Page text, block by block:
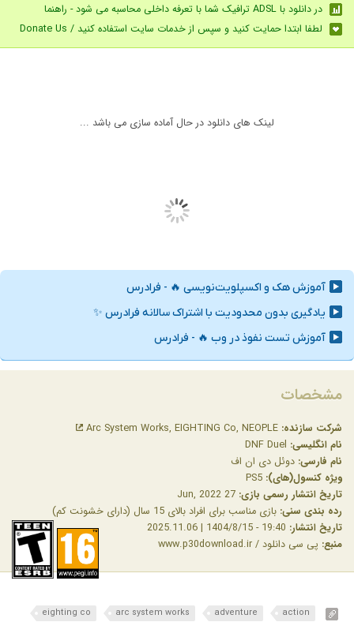
در دانلود با ADSL ترافیک شما با تعرفه داخلی محاسبه می شود - راهنما
لطفا ابتدا حمایت کنید و سپس از خدمات سایت استفاده کنید / Donate Us
لینک های دانلود در حال آماده سازی می باشد ...
مشخصات
شرکت سازنده:
نام انگلیسی:
نام فارسی: دوئل دی ان اف
ویژه کنسول(های):
تاریخ انتشار رسمی بازی:
رده بندی سنی: بازی مناسب برای افراد بالای 15 سال (دارای خشونت کم)
تاریخ انتشار:
منبع: پی سی دانلود / www.p30download.ir
action
adventure
arc system works
eighting co